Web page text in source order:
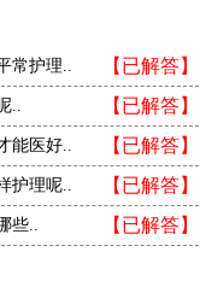
【已解答】
常护理..
【已解答】
..
【已解答】
能医好..
【已解答】
护理呢..
【已解答】
些..